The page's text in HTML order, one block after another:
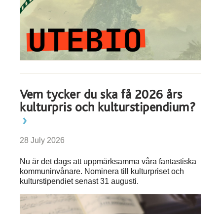
Vem tycker du ska få 2026 års
kulturpris och kulturstipendium?
28 July 2026
Nu är det dags att uppmärksamma våra fantastiska
kommuninvånare. Nominera till kulturpriset och
kulturstipendiet senast 31 augusti.